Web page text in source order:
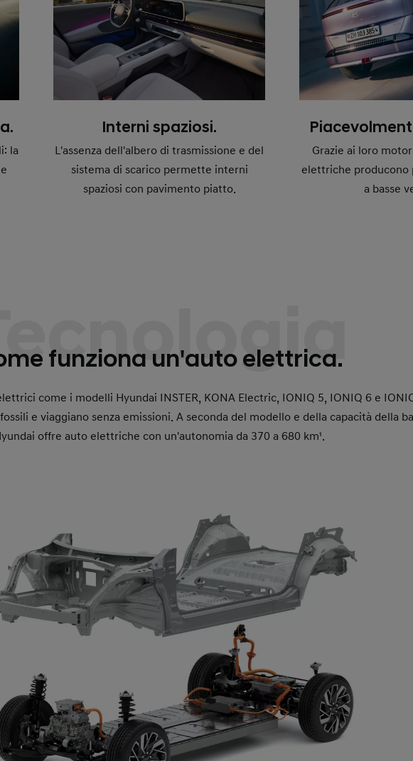
la
Interni spaziosi.
L'assenza dell'albero di trasmissione e del
sistema di scarico permette interni
spaziosi con pavimento piatto.
Grazie ai loro
elettriche producono
a basse
funziona un'auto elettrica.
come i modelli Hyundai INSTER, KONA Electric, IONIQ 5, IONIQ 6 e
e viaggiano senza emissioni. A seconda del modello e della capacità della
offre auto elettriche con un'autonomia da 370 a 680 km¹.